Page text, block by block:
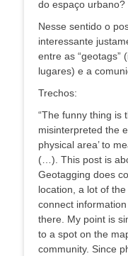
do espaço urbano?
Nesse sentido o
interessante
entre as “geotags”
lugares) e a
Trechos:
“The funny thing is
misinterpreted the
physical area’ to
(…). This post is
Geotagging does
location, a lot of
connect
there. My point is
to a spot on the
community. Since